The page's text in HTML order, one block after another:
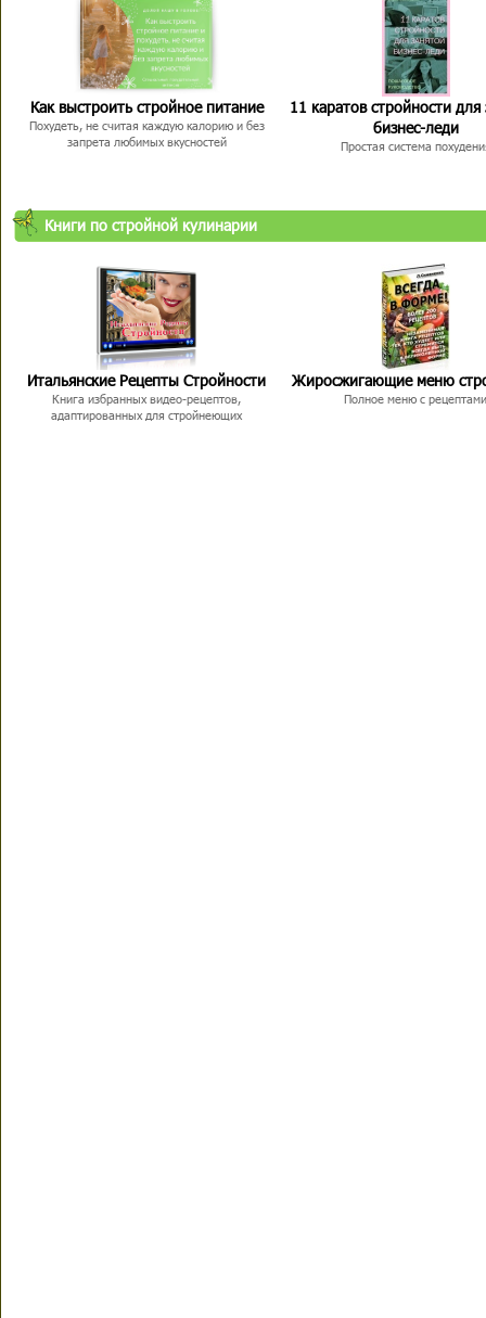
Как выстроить стройное питание
Похудеть, не считая каждую калорию и без
запрета любимых вкусностей
11 каратов стройности для
бизнес-леди
Простая система
Книги по стройной кулинарии
Итальянские Рецепты Стройности
Книга избранных видео-рецептов,
адаптированных для стройнеющих
Жиросжигающие меню
Полное меню с рецептами